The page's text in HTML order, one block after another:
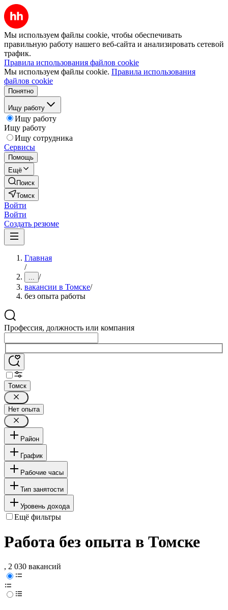
Мы используем файлы cookie, чтобы обеспечивать
правильную работу нашего веб-сайта и анализировать сетевой
трафик.
Правила использования файлов cookie
Мы используем файлы cookie. Правила использования
файлов cookie
Понятно
Ищу работу
Ищу работу
Ищу работу
Ищу сотрудника
Сервисы
Помощь
Ещё
Поиск
Томск
Войти
Войти
Создать резюме
Главная
/
... /
вакансии в Томске/
без опыта работы
Профессия, должность или компания
Томск
Нет опыта
Район
График
Рабочие часы
Тип занятости
Уровень дохода
Ещё фильтры
Работа без опыта в Томске
, 2 030 вакансий